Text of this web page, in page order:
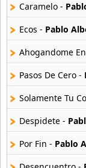
44 músicas online
B J Thomas
18 músicas online
Bellakath
27 músicas online
Benson Boone
16 músicas online
Caramelo -
Ecos - Pablo
Ahogandome
Pasos De Cero -
Solamente Tu
Despidete -
Por Fin - Pablo